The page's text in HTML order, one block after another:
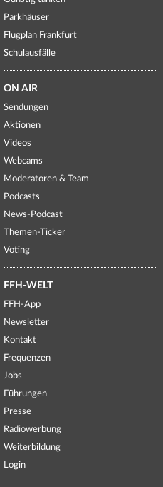
Parkhäuser
Flugplan Frankfurt
Schulausfälle
ON AIR
Sendungen
Aktionen
Videos
Webcams
Moderatoren & Team
Podcasts
News-Podcast
Themen-Ticker
Voting
FFH-WELT
FFH-App
Newsletter
Kontakt
Frequenzen
Jobs
Führungen
Presse
Radiowerbung
Weiterbildung
Login